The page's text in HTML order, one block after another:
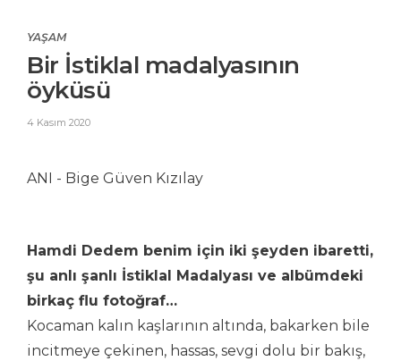
YAŞAM
Bir İstiklal madalyasının
öyküsü
4 Kasım 2020
ANI - Bige Güven Kızılay
Hamdi Dedem benim için iki şeyden ibaretti,
şu anlı şanlı İstiklal Madalyası ve albümdeki
birkaç flu fotoğraf…
Kocaman kalın kaşlarının altında, bakarken bile
incitmeye çekinen, hassas, sevgi dolu bir bakış,